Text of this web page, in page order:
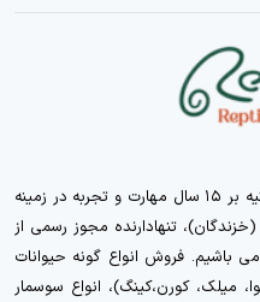
همگام با تکنولوژی روز دنیا و همچنین تکیه بر ۱۵ سال مهارت و تجربه در زمینه
تنهادارنده مجوز رسمی از
فروش انواع گونه حیوانات
میلک، کورن،کینگ)، انواع سوسمار